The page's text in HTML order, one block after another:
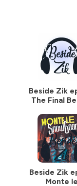
Beside Zik
The Final
Beside Zik
Monte le